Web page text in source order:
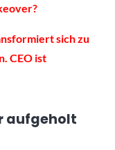
sich zu
CEO ist
aufgeholt